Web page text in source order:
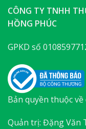
CÔNG TY TNHH
HỒNG PHÚC
GPKD số
Bản quyền thuộc
Quản trị: Đặng Văn